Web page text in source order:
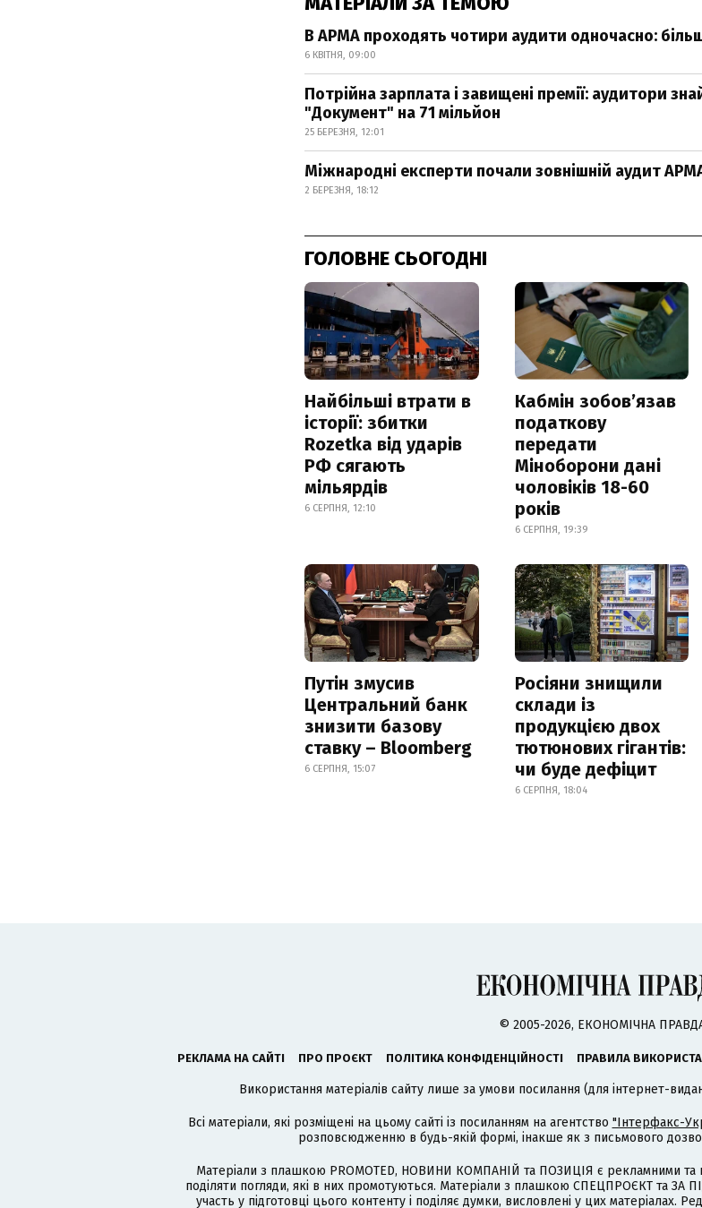
В АРМА проходять чотири аудити одночасно:
6 КВІТНЯ, 09:00
Потрійна зарплата і завищені премії: аудитори
"Документ" на 71 мільйон
25 БЕРЕЗНЯ, 12:01
Міжнародні експерти почали зовнішній аудит
2 БЕРЕЗНЯ, 18:12
ГОЛОВНЕ СЬОГОДНІ
Найбільші втрати в
історії: збитки
Rozetka від ударів
РФ сягають
мільярдів
6 СЕРПНЯ, 12:10
Кабмін зобовʼязав
податкову
передати
Міноборони дані
чоловіків 18-60
років
6 СЕРПНЯ, 19:39
Путін змусив
Центральний банк
знизити базову
ставку – Bloomberg
6 СЕРПНЯ, 15:07
Росіяни знищили
склади із
продукцією двох
тютюнових гігантів:
чи буде дефіцит
6 СЕРПНЯ, 18:04
© 2005-2026, ЕКОНОМІЧНА
РЕКЛАМА НА САЙТІ ПРО ПРОЄКТ ПОЛІТИКА КОНФІДЕНЦІЙНОСТІ ПРАВИЛА
Використання матеріалів сайту лише за умови посилання (для інтернет-
Всі матеріали, які розміщені на цьому сайті із посиланням на агентство "Інтерфакс-
розповсюдженню в будь-якій формі, інакше як з письмового
Матеріали з плашкою PROMOTED, НОВИНИ КОМПАНІЙ та ПОЗИЦІЯ є рекламними та
поділяти погляди, які в них промотуються. Матеріали з плашкою СПЕЦПРОЄКТ та
участь у підготовці цього контенту і поділяє думки, висловлені у цих матеріалах.